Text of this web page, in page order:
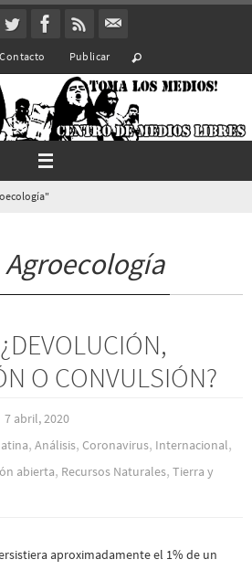
Contacto Publicar
Agroecología
O CONVULSIÓN?
7 abril, 2020
,Análisis,Coronavirus, Internacional,
abierta, Recursos Naturales, Tierra y
aproximadamente el 1% de un